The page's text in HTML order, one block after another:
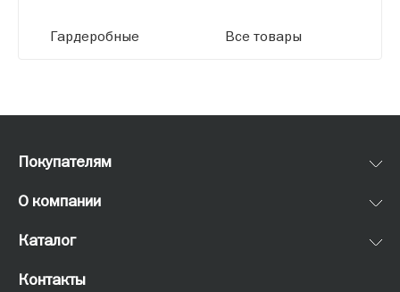
Гардеробные Все товары
Покупателям
О компании
Каталог
Контакты